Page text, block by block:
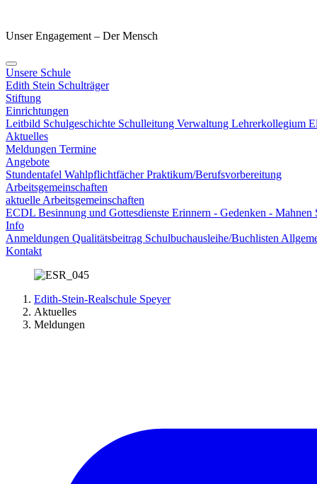
Unser Engagement – Der Mensch
Unsere Schule
Edith Stein Schulträger
Stiftung
Einrichtungen
Leitbild Schulgeschichte Schulleitung Verwaltung Lehrerkollegium
Aktuelles
Meldungen Termine
Angebote
Stundentafel WahlpflichtfächerPraktikum/Berufsvorbereitung
Arbeitsgemeinschaften
aktuelle Arbeitsgemeinschaften
ECDL Besinnung und Gottesdienste Erinnern - Gedenken - Mahnen
Info
Anmeldungen Qualitätsbeitrag Schulbuchausleihe/Buchlisten
Kontakt
Edith-Stein-Realschule Speyer
Aktuelles
Meldungen